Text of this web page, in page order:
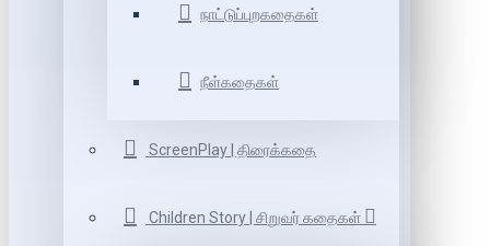
நாட்டுப்புறகதைகள்
நீள்கதைகள்
ScreenPlay | திரைக்கதை
Children Story | சிறுவர் கதைகள்